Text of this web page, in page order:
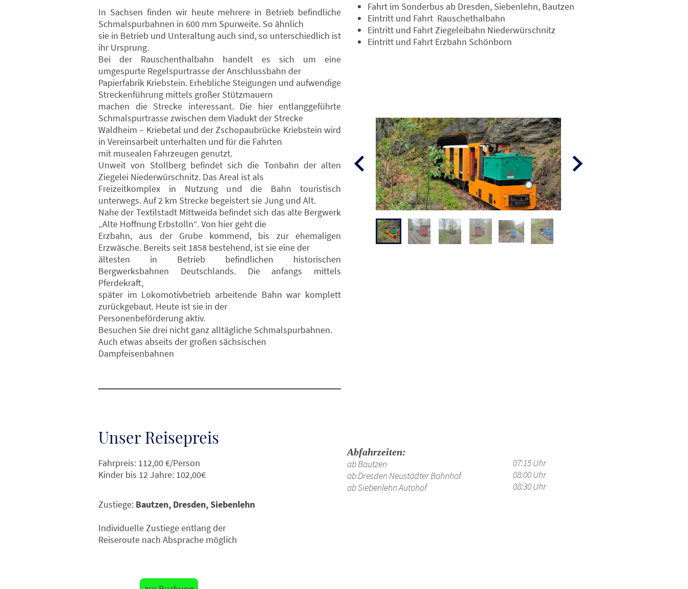
Unser Reisepreis
Fahrpreis: 112,00 €/Person
Kinder bis 12 Jahre: 102,00€
Zustiege: Bautzen, Dresden, Siebenlehn
Individuelle Zustiege entlang der
Reiseroute nach Absprache möglich
In Sachsen finden wir heute mehrere in Betrieb befindliche
Schmalspurbahnen in 600 mm Spurweite. So ähnlich
sie in Betrieb und Unteraltung auch sind, so unterschiedlich ist
ihr Ursprung.
Bei der Rauschenthalbahn handelt es sich um eine
umgespurte Regelspurtrasse der Anschlussbahn der
Papierfabrik Kriebstein. Erhebliche Steigungen und aufwendige
Streckenführung mittels großer Stützmauern
machen die Strecke interessant. Die hier entlanggeführte
Schmalspurtrasse zwischen dem Viadukt der Strecke
Waldheim – Kriebetal und der Zschopaubrücke Kriebstein wird
in Vereinsarbeit unterhalten und für die Fahrten
mit musealen Fahrzeugen genutzt.
Unweit von Stollberg befindet sich die Tonbahn der alten
Ziegelei Niederwürschnitz. Das Areal ist als
Freizeitkomplex in Nutzung und die Bahn touristisch
unterwegs. Auf 2 km Strecke begeistert sie Jung und Alt.
Nahe der Textilstadt Mittweida befindet sich das alte Bergwerk
„Alte Hoffnung Erbstolln“. Von hier geht die
Erzbahn, aus der Grube kommend, bis zur ehemaligen
Erzwäsche. Bereits seit 1858 bestehend, ist sie eine der
ältesten in Betrieb befindlichen historischen
Bergwerksbahnen Deutschlands. Die anfangs mittels
Pferdekraft,
später im Lokomotivbetrieb arbeitende Bahn war komplett
zurückgebaut. Heute ist sie in der
Personenbeförderung aktiv.
Besuchen Sie drei nicht ganz alltägliche Schmalspurbahnen.
Auch etwas abseits der großen sächsischen
Dampfeisenbahnen
Fahrt im Sonderbus ab Dresden, Siebenlehn, Bautzen
Eintritt und Fahrt Rauschethalbahn
Eintritt und Fahrt Ziegeleibahn Niederwürschnitz
Eintritt und Fahrt Erzbahn Schönborn
Abfahrzeiten:
ab Bautzen
ab Dresden Neustädter Bahnhof
ab Siebenlehn Autohof
07:15 Uhr
08:00 Uhr
08:30 Uhr